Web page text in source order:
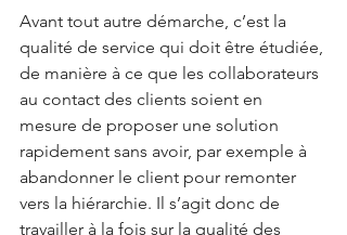
Avant tout autre démarche, c’est la
qualité de service qui doit être étudiée,
de manière à ce que les collaborateurs
au contact des clients soient en
mesure de proposer une solution
rapidement sans avoir, par exemple à
abandonner le client pour remonter
vers la hiérarchie. Il s’agit donc de
travailler à la fois sur la qualité des